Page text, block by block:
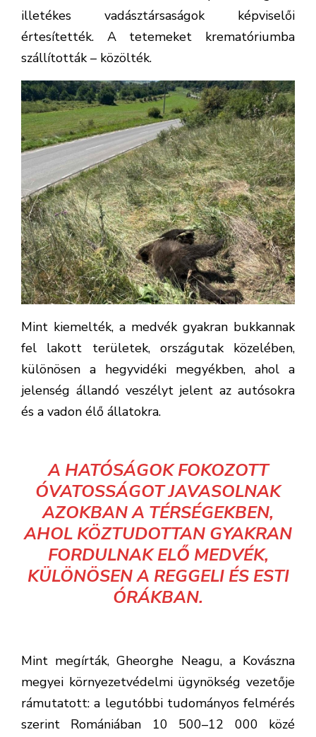
illetékes vadásztársaságok képviselői
értesítették. A tetemeket krematóriumba
szállították – közölték.
Mint kiemelték, a medvék gyakran bukkannak
fel lakott területek, országutak közelében,
különösen a hegyvidéki megyékben, ahol a
jelenség állandó veszélyt jelent az autósokra
és a vadon élő állatokra.
A HATÓSÁGOK FOKOZOTT
ÓVATOSSÁGOT JAVASOLNAK
AZOKBAN A TÉRSÉGEKBEN,
AHOL KÖZTUDOTTAN GYAKRAN
FORDULNAK ELŐ MEDVÉK,
KÜLÖNÖSEN A REGGELI ÉS ESTI
ÓRÁKBAN.
Mint megírták, Gheorghe Neagu, a Kovászna
megyei környezetvédelmi ügynökség vezetője
rámutatott: a legutóbbi tudományos felmérés
szerint Romániában 10 500–12 000 közé